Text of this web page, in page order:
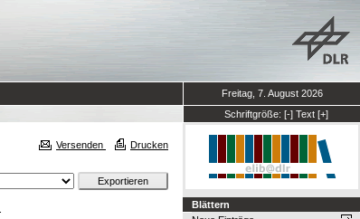
Freitag, 7. August 2026
Schriftgröße: [-] Text [+]
Versenden Drucken
Blättern